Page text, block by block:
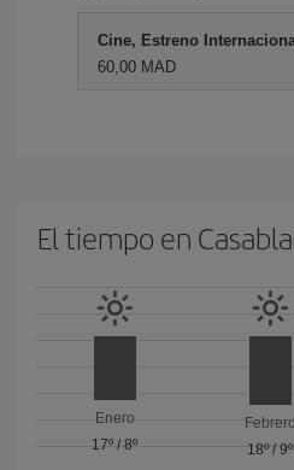
Cine, Estreno
60,00 MAD
El tiempo en
Enero
17º /8º
Febrero
18º/ 9º